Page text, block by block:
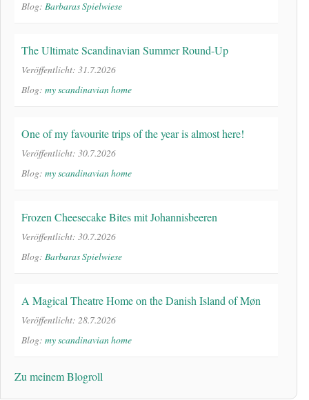
Blog: Barbaras Spielwiese
The Ultimate Scandinavian Summer Round-Up
Veröffentlicht: 31.7.2026
Blog: my scandinavian home
One of my favourite trips of the year is almost here!
Veröffentlicht: 30.7.2026
Blog: my scandinavian home
Frozen Cheesecake Bites mit Johannisbeeren
Veröffentlicht: 30.7.2026
Blog: Barbaras Spielwiese
A Magical Theatre Home on the Danish Island of Møn
Veröffentlicht: 28.7.2026
Blog: my scandinavian home
Zu meinem Blogroll